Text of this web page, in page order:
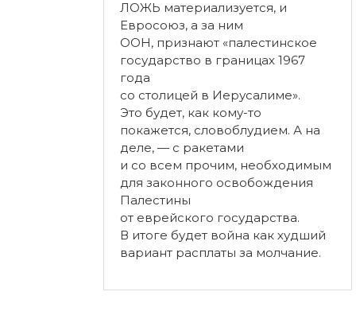
ЛОЖЬ материализуется, и
Евросоюз, а за ним
ООН, признают «палестинское
государство в границах 1967
года
со столицей в Иерусалиме».
Это будет, как кому-то
покажется, словоблудием. А на
деле, — с ракетами
и со всем прочим, необходимым
для законного освобождения
Палестины
от еврейского государства.
В итоге будет война как худший
вариант расплаты за молчание.